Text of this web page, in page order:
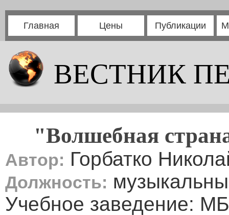
Главная Цены Публикации
ВЕСТНИК
"Волшебная
Автор: Горбатко
Должность:
Учебное заведение: